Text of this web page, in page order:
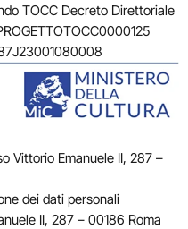
TOCC Decreto Direttoriale
Vittorio Emanuele II, 287 –
dei dati personali
II, 287 – 00186 Roma